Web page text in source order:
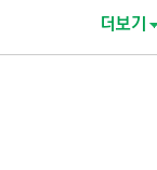
더보기